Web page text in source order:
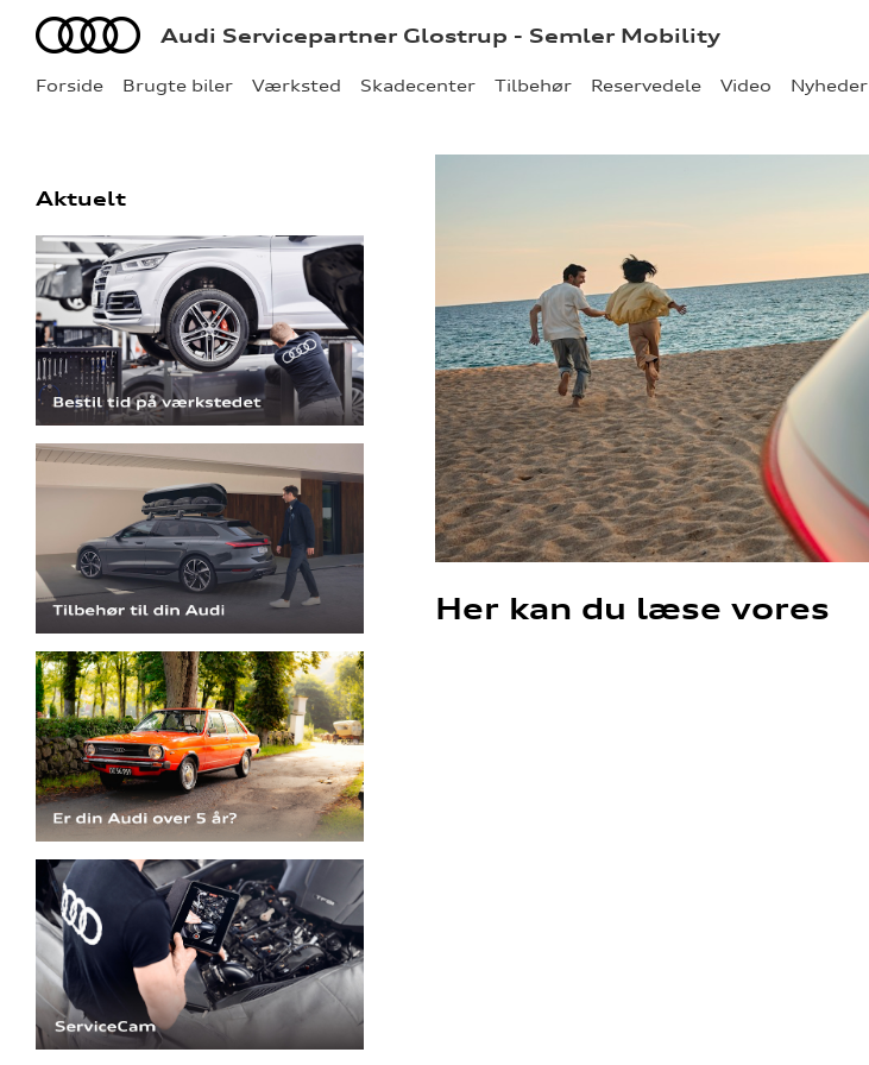
Forside Brugte biler Værksted Skadecenter Tilbehør Reservedele Video Nyheder
Audi Audi Servicepartner Glostrup - Semler Mobility
Aktuelt
Her kan du læse vores